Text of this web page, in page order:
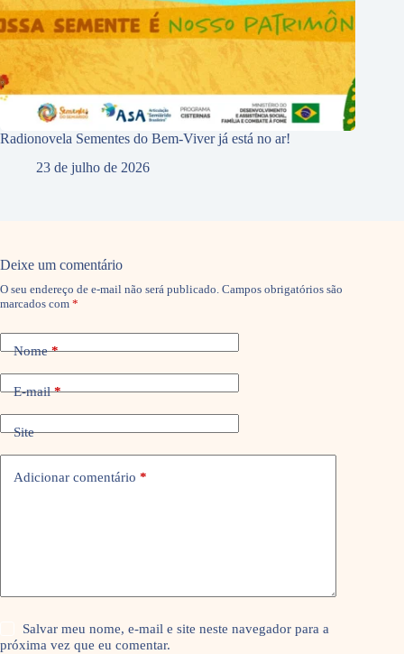
Radionovela Sementes do Bem-Viver já está no ar!
23 de julho de 2026
Deixe um comentário
O seu endereço de e-mail não será publicado. Campos obrigatórios são
marcados com *
Nome*
E-mail*
Site
Adicionar comentário *
Salvar meu nome, e-mail e site neste navegador para a
próxima vez que eu comentar.